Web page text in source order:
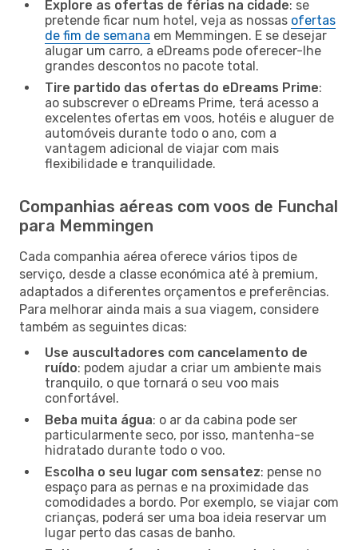
Explore as ofertas de férias na cidade: se
pretende ficar num hotel, veja as nossas ofertas
de fim de semana em Memmingen. E se desejar
alugar um carro, a eDreams pode oferecer-lhe
grandes descontos no pacote total.
Tire partido das ofertas do eDreams Prime:
ao subscrever o eDreams Prime, terá acesso a
excelentes ofertas em voos, hotéis e aluguer de
automóveis durante todo o ano, com a
vantagem adicional de viajar com mais
flexibilidade e tranquilidade.
Companhias aéreas com voos de Funchal
para Memmingen
Cada companhia aérea oferece vários tipos de
serviço, desde a classe económica até à premium,
adaptados a diferentes orçamentos e preferências.
Para melhorar ainda mais a sua viagem, considere
também as seguintes dicas:
Use auscultadores com cancelamento de
ruído: podem ajudar a criar um ambiente mais
tranquilo, o que tornará o seu voo mais
confortável.
Beba muita água: o ar da cabina pode ser
particularmente seco, por isso, mantenha-se
hidratado durante todo o voo.
Escolha o seu lugar com sensatez: pense no
espaço para as pernas e na proximidade das
comodidades a bordo. Por exemplo, se viajar com
crianças, poderá ser uma boa ideia reservar um
lugar perto das casas de banho.